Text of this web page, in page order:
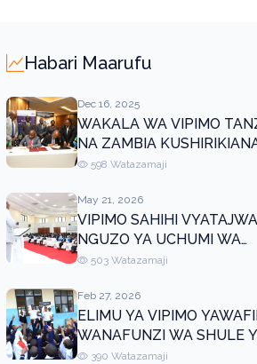
Habari Maarufu
Dec 16, 2025
WAKALA WA VIPIMO
NA ZAMBIA
KUSIMAMIA MATUMIZI
598 Watazamaji
May 21, 2026
VIPIMO SAHIHI
NGUZO YA UCHUMI WA
VIWANDA
503 Watazamaji
Feb 27, 2026
ELIMU YA VIPIMO
WANAFUNZI WA SHULE
SEKONDARI DR. SAMIA
390 Watazamaji